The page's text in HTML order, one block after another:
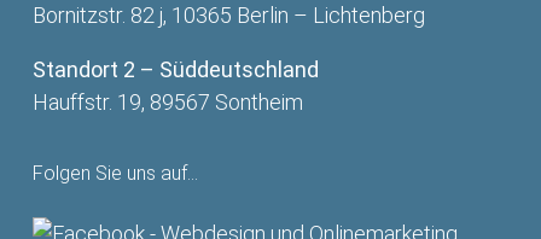
Bornitzstr. 82 j, 10365 Berlin – Lichtenberg
Standort 2 – Süddeutschland
Hauffstr. 19, 89567 Sontheim
Folgen Sie uns auf…